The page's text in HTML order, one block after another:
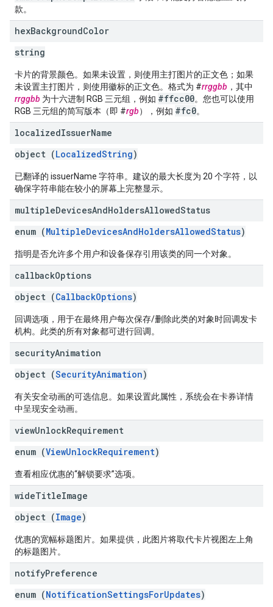
款。
hexBackgroundColor
string
卡片的背景颜色。如果未设置，则使用主打图片的正文色；如果
未设置主打图片，则使用徽标的正文色。格式为 #rrggbb ，其中
rrggbb 为十六进制 RGB 三元组，例如 #ffcc00。您也可以使用
RGB 三元组的简写版本（即 #rgb），例如 #fc0。
localizedIssuerName
object (LocalizedString)
已翻译的 issuerName 字符串。建议的最大长度为 20 个字符，以
确保字符串能在较小的屏幕上完整显示。
multipleDevicesAndHoldersAllowedStatus
enum (MultipleDevicesAndHoldersAllowedStatus)
指明是否允许多个用户和设备保存引用该类的同一个对象。
callbackOptions
object (CallbackOptions)
回调选项，用于在最终用户每次保存/删除此类的对象时回调发卡
机构。此类的所有对象都可进行回调。
securityAnimation
object (SecurityAnimation)
有关安全动画的可选信息。如果设置此属性，系统会在卡券详情
中呈现安全动画。
viewUnlockRequirement
enum (ViewUnlockRequirement)
查看相应优惠的“解锁要求”选项。
wideTitleImage
object (Image)
优惠的宽幅标题图片。如果提供，此图片将取代卡片视图左上角
的标题图片。
notifyPreference
enum (NotificationSettingsForUpdates)